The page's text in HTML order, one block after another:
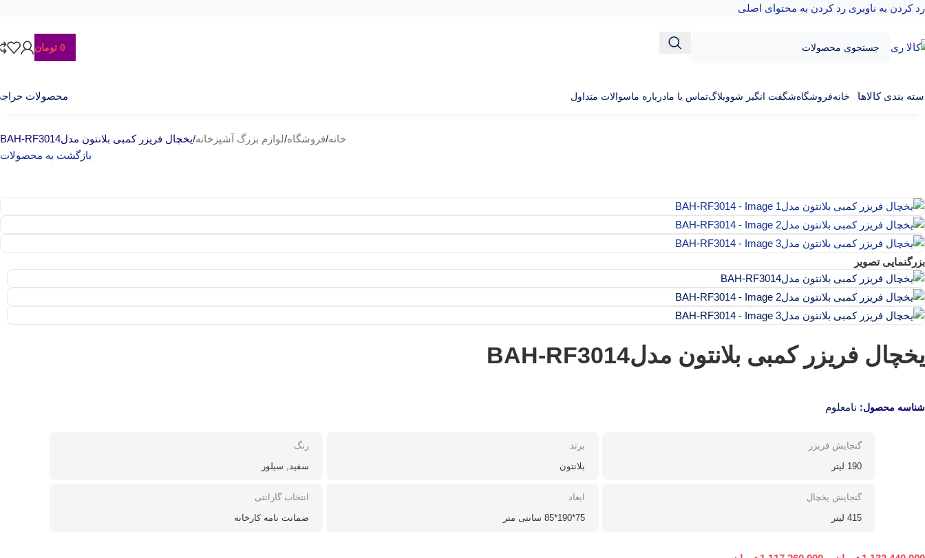
رد کردن به ناوبری رد کردن به محتوای اصلی
0 تومان
بندی کالاها خانهفروشگاهشگفت انگیز شووبلاگتماس با مادرباره ماسوالات متداول محصولات
خانه/فروشگاه/لوازم بزرگ آشپزخانه/یخچال فریزر کمبی بلانتون مدلBAH-RF3014
بازگشت به محصولات
بزرگنمایی تصویر
یخچال فریزر کمبی بلانتون مدلBAH-RF3014
شناسه محصول: نامعلوم
گنجایش فریزر
190 لیتر
برند
بلانتون
رنگ
سفید, سیلور
گنجایش یخچال
415 لیتر
ابعاد
75*190*85 سانتی متر
انتخاب گارانتی
ضمانت نامه کارخانه